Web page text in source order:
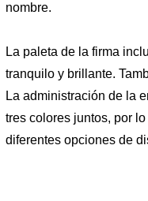
nombre.
La paleta de la firma
tranquilo y brillante.
La administración de la
tres colores juntos, por
diferentes opciones de